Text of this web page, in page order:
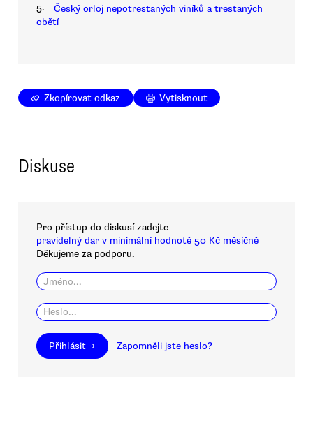
5.
Český orloj nepotrestaných viníků a trestaných
obětí
Zkopírovat odkaz Vytisknout
Diskuse
Pro přístup do diskusí zadejte
pravidelný dar v minimální hodnotě 50 Kč měsíčně
Děkujeme za podporu.
Přihlásit → Zapomněli jste heslo?